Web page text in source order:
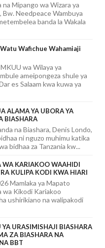
Mipango wa Wizara ya
Bw. Needpeace Wambuya
banda la Wakala
Wafichue Wahamiaji
wa Wilaya ya
ameipongeza shule ya
es Salaam kwa kuwa ya
ALAMA YA UBORA YA
BIASHARA
na Biashara, Denis Londo,
ni nguzo muhimu katika
bidhaa za Tanzania kw...
WA KARIAKOO WAAHIDI
KULIPA KODI KWA HIARI
Mamlaka ya Mapato
wa Kikodi Kariakoo
ushirikiano na walipakodi
YA URASIMISHAJI BIASHARA
ZA BIASHARA NA
BBT